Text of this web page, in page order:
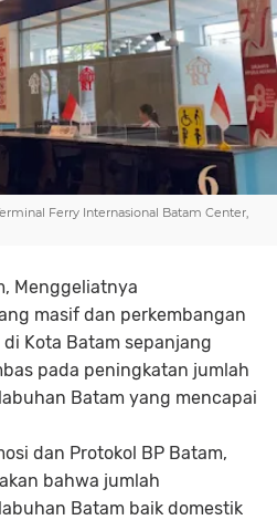
Ferry Internasional Batam Center,
Menggeliatnya
masif dan perkembangan
Kota Batam sepanjang
pada peningkatan jumlah
Batam yang mencapai
dan Protokol BP Batam,
bahwa jumlah
Batam baik domestik